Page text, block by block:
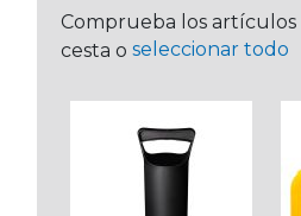
Comprueba los artículos
cesta o seleccionar todo